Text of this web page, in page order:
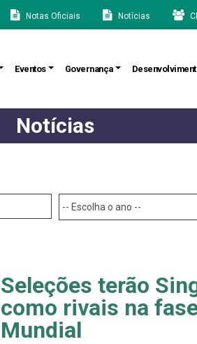
Notas Oficiais Notícias
Eventos Governança
Notícias
Seleções terão
como rivais na
Mundial